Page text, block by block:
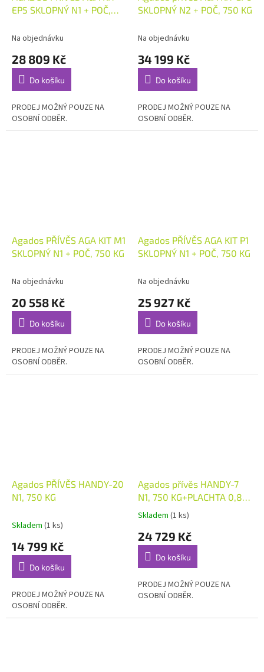
EP5 SKLOPNÝ N1 + POČ,
Na objednávku
28 809 Kč
Do košíku
PRODEJ MOŽNÝ POUZE NA
OSOBNÍ ODBĚR.
SKLOPNÝ N2 + POČ, 750 KG
Na objednávku
34 199 Kč
Do košíku
PRODEJ MOŽNÝ POUZE NA
OSOBNÍ ODBĚR.
Agados PŘÍVĚS AGA KIT M1
SKLOPNÝ N1 + POČ, 750 KG
Na objednávku
20 558 Kč
Do košíku
PRODEJ MOŽNÝ POUZE NA
OSOBNÍ ODBĚR.
Agados PŘÍVĚS AGA KIT P1
SKLOPNÝ N1 + POČ, 750 KG
Na objednávku
25 927 Kč
Do košíku
PRODEJ MOŽNÝ POUZE NA
OSOBNÍ ODBĚR.
Agados PŘÍVĚS HANDY-20
N1, 750 KG
Skladem (1 ks)
14 799 Kč
Do košíku
PRODEJ MOŽNÝ POUZE NA
OSOBNÍ ODBĚR.
Agados přívěs HANDY-7
N1, 750 KG+PLACHTA 0,89
M AKCE+OP.KOLEČKO
Průměrné
produktu
5,0
5
hvězdiček.
Skladem (1 ks)
24 729 Kč
Do košíku
PRODEJ MOŽNÝ POUZE NA
OSOBNÍ ODBĚR.